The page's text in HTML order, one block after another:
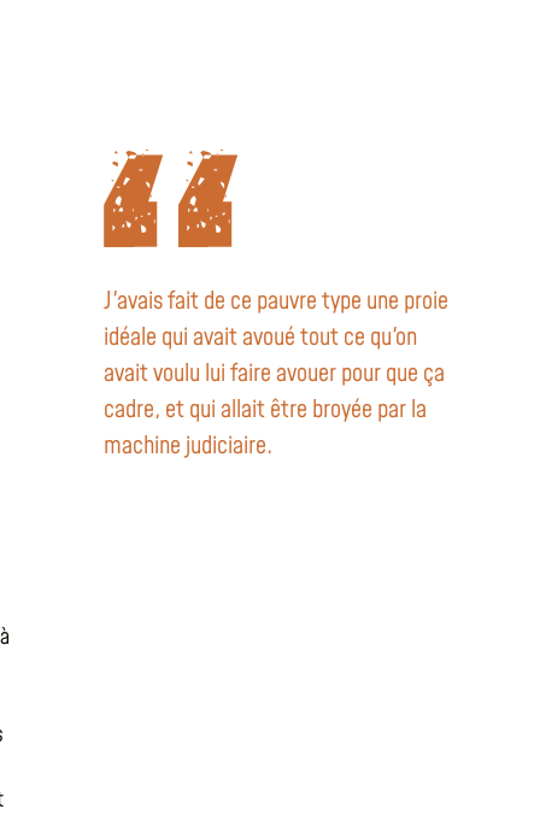
J'avais fait de ce pauvre type une proie
idéale qui avait avoué tout ce qu'on
avait voulu lui faire avouer pour que ça
cadre, et qui allait être broyée par la
machine judiciaire.